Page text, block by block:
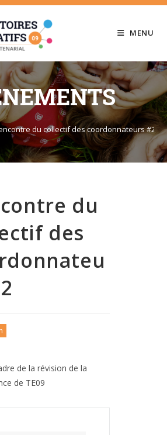
MENU
du collectif des coordonnateurs #2
du
des
de la révision de la
de TE09